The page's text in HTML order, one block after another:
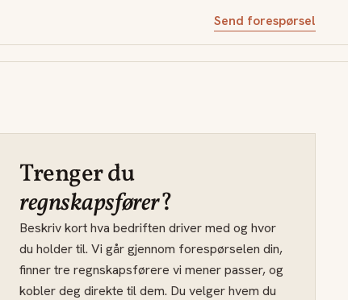
Send forespørsel
Trenger du
regnskapsfører?
Beskriv kort hva bedriften driver med og hvor
du holder til. Vi går gjennom forespørselen din,
finner tre regnskapsførere vi mener passer, og
kobler deg direkte til dem. Du velger hvem du